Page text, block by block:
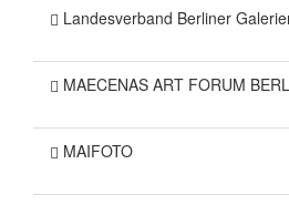
Landesverband Berliner
MAECENAS ART FORUM
MAIFOTO